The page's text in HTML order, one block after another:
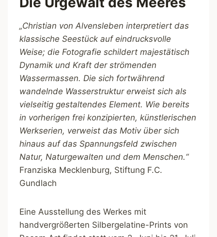
„Christian von Alvensleben interpretiert das
klassische Seestück auf eindrucksvolle
Weise; die Fotografie schildert majestätisch
Dynamik und Kraft der strömenden
Wassermassen. Die sich fortwährend
wandelnde Wasserstruktur erweist sich als
vielseitig gestaltendes Element. Wie bereits
in vorherigen frei konzipierten, künstlerischen
Werkserien, verweist das Motiv über sich
hinaus auf das Spannungsfeld zwischen
Natur, Naturgewalten und dem Menschen.“
Franziska Mecklenburg, Stiftung F.C.
Gundlach
Eine Ausstellung des Werkes mit
handvergrößerten Silbergelatine-Prints von